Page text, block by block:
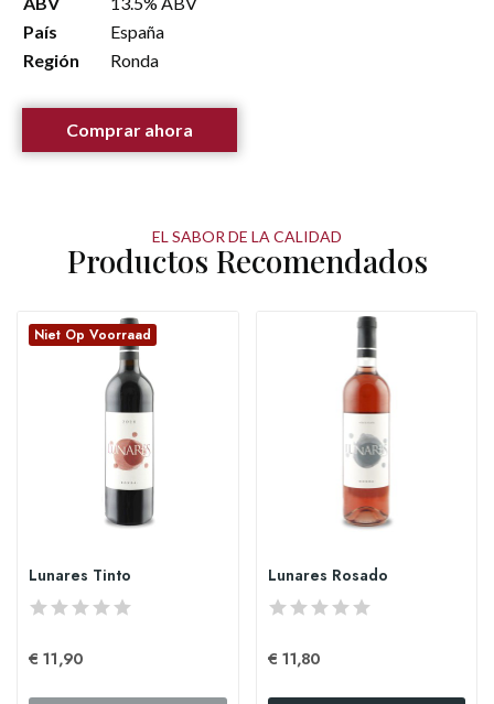
País
España
Región
Ronda
Comprar ahora
EL SABOR DE LA CALIDAD
Productos Recomendados
Niet Op Voorraad
Lunares Tinto
€ 11,90
Lunares Rosado
€ 11,80